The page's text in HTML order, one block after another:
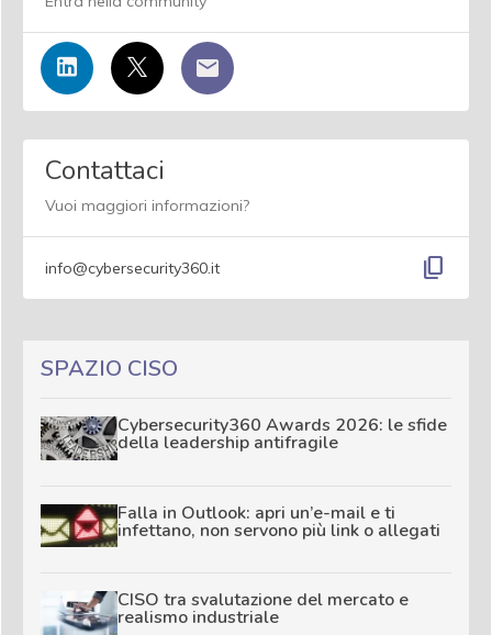
Contattaci
Vuoi maggiori informazioni?
info@cybersecurity360.it content_copy
SPAZIO CISO
Cybersecurity360 Awards 2026: le sfide
della leadership antifragile
Falla in Outlook: apri un’e-mail e ti
infettano, non servono più link o allegati
CISO tra svalutazione del mercato e
realismo industriale